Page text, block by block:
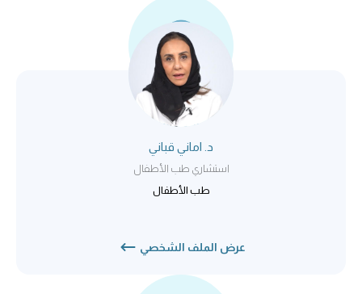
د. اماني قباني
استشاري طب الأطفال
طب الأطفال
عرض الملف الشخصي